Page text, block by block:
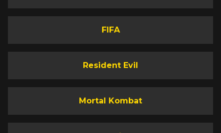
FIFA
Resident Evil
Mortal Kombat